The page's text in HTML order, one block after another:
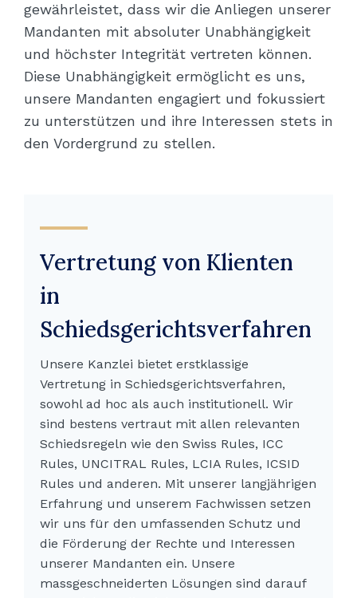
gewährleistet, dass wir die Anliegen unserer
Mandanten mit absoluter Unabhängigkeit
und höchster Integrität vertreten können.
Diese Unabhängigkeit ermöglicht es uns,
unsere Mandanten engagiert und fokussiert
zu unterstützen und ihre Interessen stets in
den Vordergrund zu stellen.
Vertretung von Klienten
in
Schiedsgerichtsverfahren
Unsere Kanzlei bietet erstklassige
Vertretung in Schiedsgerichtsverfahren,
sowohl ad hoc als auch institutionell. Wir
sind bestens vertraut mit allen relevanten
Schiedsregeln wie den Swiss Rules, ICC
Rules, UNCITRAL Rules, LCIA Rules, ICSID
Rules und anderen. Mit unserer langjährigen
Erfahrung und unserem Fachwissen setzen
wir uns für den umfassenden Schutz und
die Förderung der Rechte und Interessen
unserer Mandanten ein. Unsere
massgeschneiderten Lösungen sind darauf